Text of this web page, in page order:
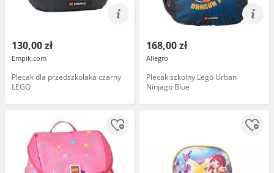
130,00 zł
Empik.com
Plecak dla przedszkolaka czarny
LEGO
168,00 zł
Allegro
Plecak szkolny Lego Urban
Ninjago Blue